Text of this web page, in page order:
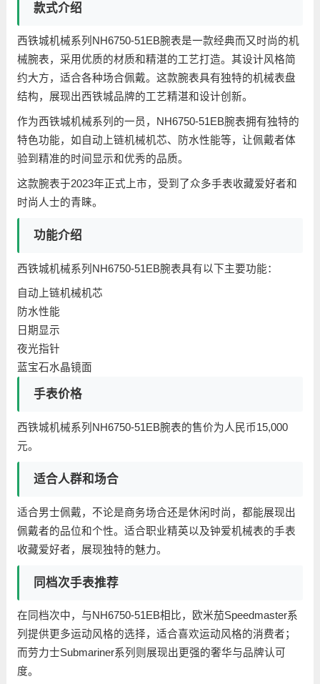
款式介绍
西铁城机械系列NH6750-51EB腕表是一款经典而又时尚的机
械腕表，采用优质的材质和精湛的工艺打造。其设计风格简
约大方，适合各种场合佩戴。这款腕表具有独特的机械表盘
结构，展现出西铁城品牌的工艺精湛和设计创新。
作为西铁城机械系列的一员，NH6750-51EB腕表拥有独特的
特色功能，如自动上链机械机芯、防水性能等，让佩戴者体
验到精准的时间显示和优秀的品质。
这款腕表于2023年正式上市，受到了众多手表收藏爱好者和
时尚人士的青睐。
功能介绍
西铁城机械系列NH6750-51EB腕表具有以下主要功能：
自动上链机械机芯
防水性能
日期显示
夜光指针
蓝宝石水晶镜面
手表价格
西铁城机械系列NH6750-51EB腕表的售价为人民币15,000
元。
适合人群和场合
适合男士佩戴，不论是商务场合还是休闲时尚，都能展现出
佩戴者的品位和个性。适合职业精英以及钟爱机械表的手表
收藏爱好者，展现独特的魅力。
同档次手表推荐
在同档次中，与NH6750-51EB相比，欧米茄Speedmaster系
列提供更多运动风格的选择，适合喜欢运动风格的消费者；
而劳力士Submariner系列则展现出更强的奢华与品牌认可
度。